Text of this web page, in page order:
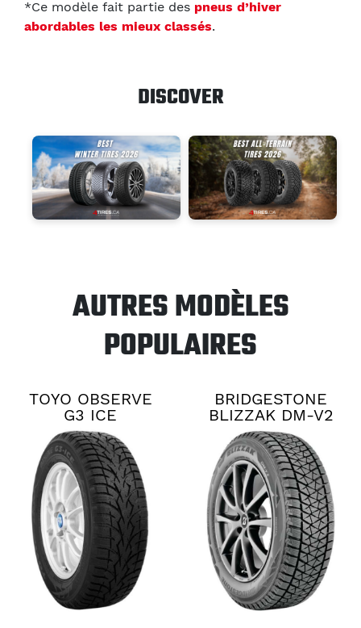
*Ce modèle fait partie des pneus d’hiver
abordables les mieux classés.
DISCOVER
AUTRES MODÈLES
POPULAIRES
TOYO OBSERVE
G3 ICE
BRIDGESTONE
BLIZZAK DM-V2